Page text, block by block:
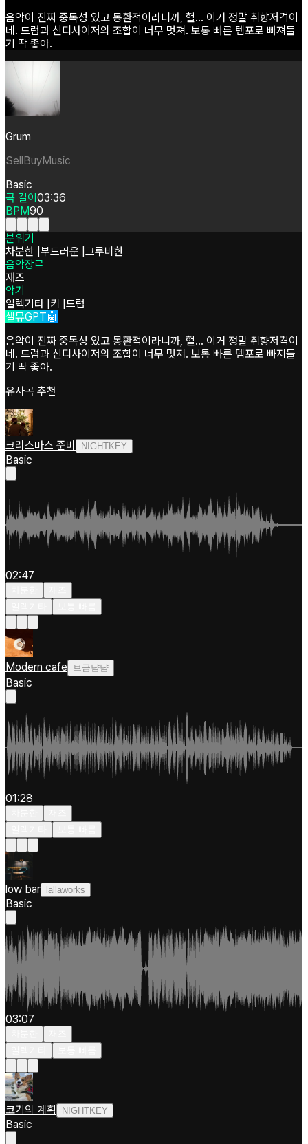
음악이 진짜 중독성 있고 몽환적이라니까, 헐... 이거 정말 취향저격이
네. 드럼과 신디사이저의 조합이 너무 멋져. 보통 빠른 템포로 빠져들
기 딱 좋아.
Grum
SellBuyMusic
Basic
곡 길이 03:36
BPM90
분위기
차분한 부드러운 그루비한
음악장르
재즈
악기
일렉기타 키 드럼
셀뮤GPT🤖
음악이 진짜 중독성 있고 몽환적이라니까, 헐... 이거 정말 취향저격이
네. 드럼과 신디사이저의 조합이 너무 멋져. 보통 빠른 템포로 빠져들
기 딱 좋아.
유사곡 추천
크리스마스 준비 NIGHTKEY
Basic
02:47
Modern cafe 브금냠냠
Basic
01:28
low bar lallaworks
Basic
03:07
코기의 계획 NIGHTKEY
Basic